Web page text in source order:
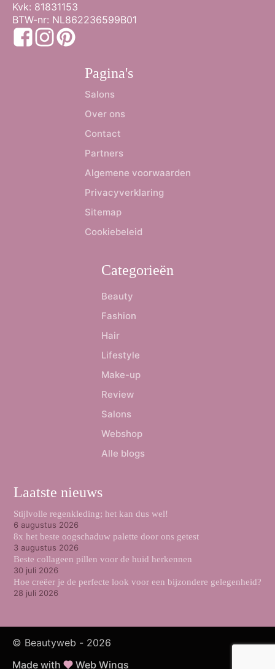
Kvk: 81831153
BTW-nr: NL862236599B01
Pagina's
Salons
Over ons
Contact
Partners
Algemene voorwaarden
Privacyverklaring
Sitemap
Cookiebeleid
Categorieën
Beauty
Fashion
Hair
Lifestyle
Make-up
Review
Salons
Webshop
Alle blogs
Laatste nieuws
Stijlvolle regenkleding; het kan dus wel!
6 augustus 2026
8x het beste oogschaduw palette door ons getest
3 augustus 2026
Beste collageen pillen voor de huid herkennen
30 juli 2026
Hoe creëer je de perfecte look voor een bijzondere gelegenheid?
28 juli 2026
© Beautyweb - 2026
Made with
Web Wings